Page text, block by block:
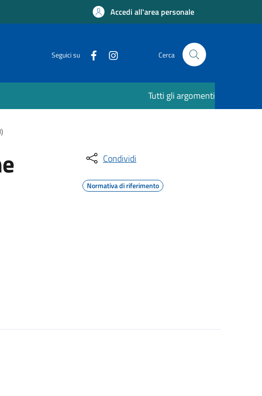
Accedi all'area personale
Seguici su Cerca
Tutti gli argomenti
Condividi
Normativa di riferimento